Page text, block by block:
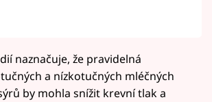
naznačuje, že pravidelná
a nízkotučných mléčných
by mohla snížit krevní tlak a